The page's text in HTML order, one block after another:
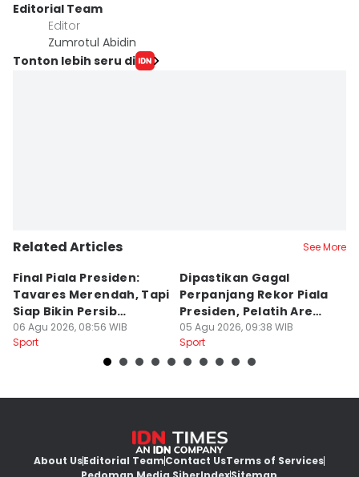
Editorial Team
Editor
Zumrotul Abidin
Tonton lebih seru di
Related Articles See More
Final Piala Presiden:
Tavares Merendah, Tapi
Siap Bikin Persib
Tumbang
06 Agu 2026, 08:56 WIB
Sport
Dipastikan Gagal
Perpanjang Rekor Piala
Presiden, Pelatih Arema
Kecewa
05 Agu 2026, 09:38 WIB
Sport
About UsEditorial TeamContact UsTerms of Services